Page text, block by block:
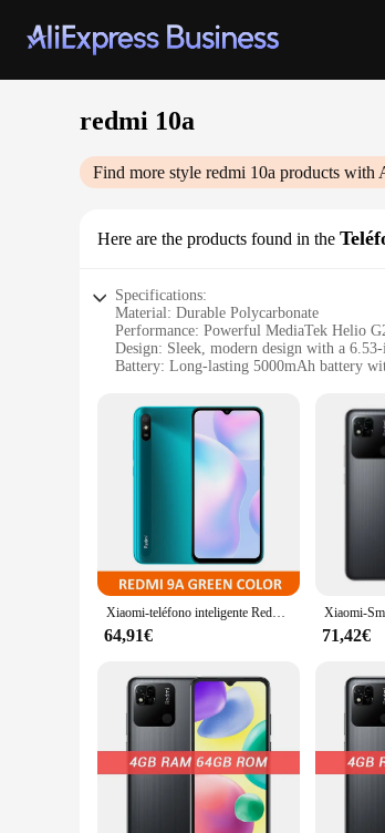
redmi 10a
Find more style redmi 10a products with
Here are the products found in the
Specifications:
Material: Durable Polycarbonate
Performance: Powerful MediaTek Helio
Design: Sleek, modern design with a
Battery: Long-lasting 5000mAh battery
Camera: 13MP AI dual rear camera setup
Features:
|Wholesale|Vendors|
**Unmatched Performance and Design**
The Redmi 10A is not just a phone; it's a
you're browsing the web, playing games,
display, providing an immersive visual
**Capture Every Moment**
The Redmi 10A doesn't just look good;
enhances your shots, making every
The Redmi 10A understands the
that you can quickly recharge your
ensuring that you can keep everything
Xiaomi-teléfono inteligente Redmi 9A/10A Original, Smartphone con Firmware Global, 4GB + 64GB/128GB, desbloqueado, carcasa gratis, película de vidrio
64,91€ 71,42€